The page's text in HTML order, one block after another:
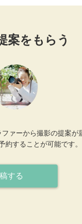
案をもらう
ァーから撮影の提案が
することが可能です。
する